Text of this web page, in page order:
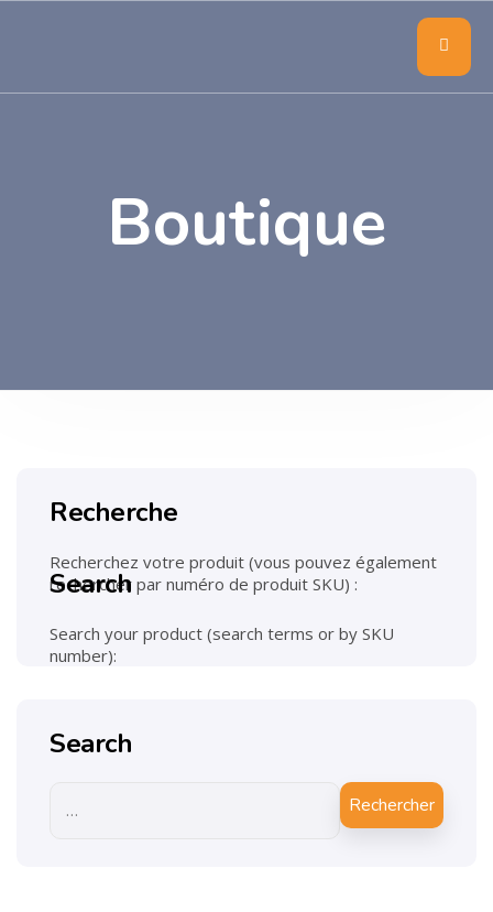
Boutique
Recherche
Recherchez votre produit (vous pouvez également
rechercher par numéro de produit SKU) :
Search
Search your product (search terms or by SKU
number):
Search
Rechercher